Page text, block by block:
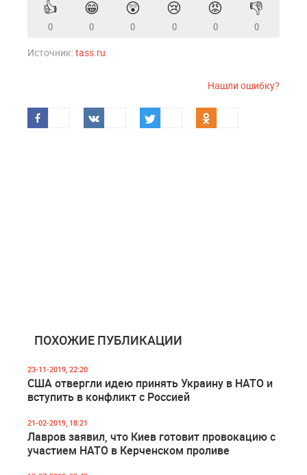
👍
0
😁
0
😲
0
😢
0
😡
0
👎
0
Источник:tass.ru
Нашли ошибку?
ПОХОЖИЕ ПУБЛИКАЦИИ
23-11-2019, 22:20
США отвергли идею принять Украину в НАТО и
вступить в конфликт с Россией
21-02-2019, 18:21
Лавров заявил, что Киев готовит провокацию с
участием НАТО в Керченском проливе